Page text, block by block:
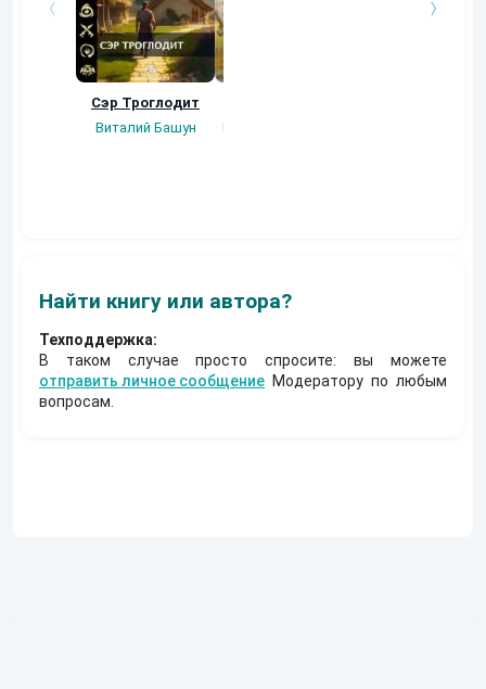
Сэр Троглодит
Виталий Башун
Плотников Сергей
Найти книгу или автора?
Техподдержка:
В таком случае просто спросите: вы можете
отправить личное сообщение Модератору по любым
вопросам.